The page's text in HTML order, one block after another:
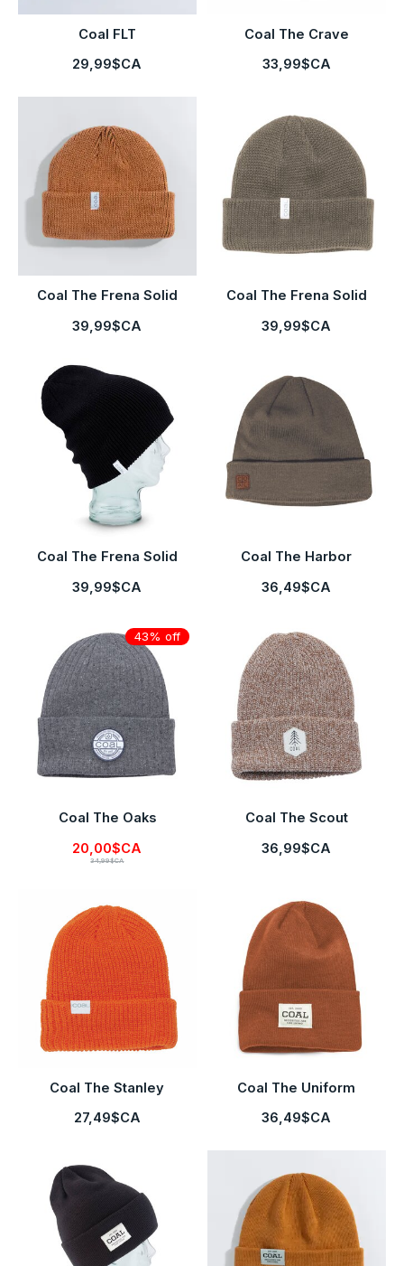
Coal FLT
29,99$CA
Coal The Crave
33,99$CA
Coal The Frena Solid
39,99$CA
Coal The Frena Solid
39,99$CA
Coal The Frena Solid
39,99$CA
Coal The Harbor
36,49$CA
43% off
Coal The Oaks
20,00$CA
34,99$CA
Coal The Scout
36,99$CA
Coal The Stanley
27,49$CA
Coal The Uniform
36,49$CA